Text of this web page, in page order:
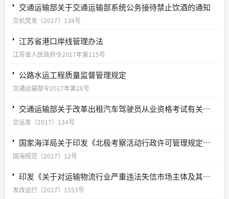
交通运输部关于交通运输部系统公务接待禁止饮酒的通知
交机党发〔2017〕138号
江苏省港口岸线管理办法
江苏省人民政府令2017年第115号
公路水运工程质量监督管理规定
交通运输部令2017年第28号
交通运输部关于改革出租汽车驾驶员从业资格考试有关工作的通知
交运发〔2017〕134号
国家海洋局关于印发《北极考察活动行政许可管理规定》的通知
国海规范〔2017〕12号
印发《关于对运输物流行业严重违法失信市场主体及其有关人员实施联合惩戒的合作备忘录》的通知
发改运行〔2017〕1553号